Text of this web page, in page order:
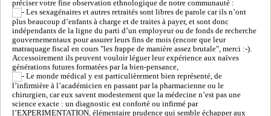
préciser votre fine observation ethnologique de notre communauté :
Les sexagénaires et autres retraités sont libres de parole car ils n’ont
plus beaucoup d’enfants à charge et de traites à payer, et sont donc
indépendants de la ligne du parti d’un employeur ou de fonds de recherche
gouvernementaux pour assurer leurs fins de mois (encore que leur
matraquage fiscal en cours "les frappe de manière assez brutale", merci :-).
Accessoirement ils peuvent vouloir léguer leur expérience aux naïves
générations futures formatées par la bien-pensance,
Le monde médical y est particulièrement bien représenté, de
l’infirmière à l’académicien en passant par la pharmacienne ou le
chirurgien, car eux savent modestement que la médecine n’est pas une
science exacte : un diagnostic est conforté ou infirmé par
l’EXPERIMENTATION, élémentaire prudence qui semble échapper aux